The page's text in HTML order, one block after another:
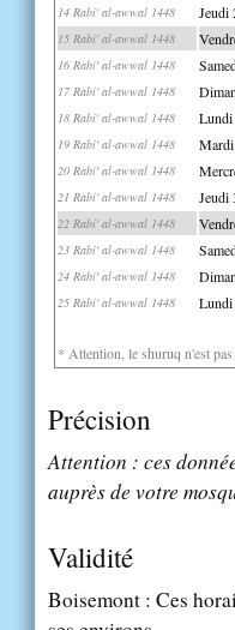
14 Rabi' al-awwal 1448 Jeudi
15 Rabi' al-awwal 1448
16 Rabi' al-awwal 1448
17 Rabi' al-awwal 1448
18 Rabi' al-awwal 1448 Lundi
19 Rabi' al-awwal 1448 Mardi
20 Rabi' al-awwal 1448
21 Rabi' al-awwal 1448 Jeudi
22 Rabi' al-awwal 1448
23 Rabi' al-awwal 1448
24 Rabi' al-awwal 1448
25 Rabi' al-awwal 1448 Lundi
* Attention, le shuruq n'est
Précision
Attention : ces
auprès de votre
Validité
Boisemont : Ces